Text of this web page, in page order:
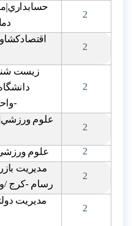
2
2
2
زيست
-
2
علوم
2
علوم
2
مديريت
رسام -کرج /
2
مديريت